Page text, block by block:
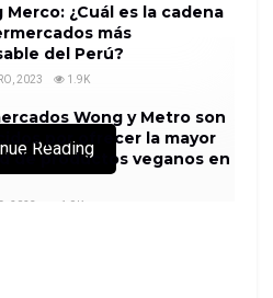
Merco: ¿Cuál es la cadena
más
del Perú?
2023 1.9K
Wong y Metro son
por ofrecer la mayor
de productos veganos en
2023 1.9K
Reading